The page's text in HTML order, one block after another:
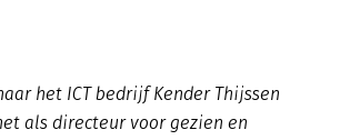
het ICT bedrijf Kender Thijssen
als directeur voor gezien en